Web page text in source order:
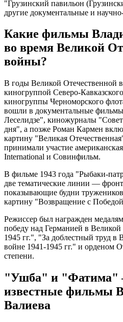
"Грузинский павильон
другие документальные и
Какие фильмы
во время Великой
войны?
В годы Великой Отечественной
киногруппой Северо-
киногруппы Черноморского
вошли в документальные
Леселидзе", киножурналы
дня", а позже Роман Кармен
картину "Великая
принимали участие
International и Совинфильм.
В фильме 1943 года "Рыбаки-
две тематические линии —
показывающие будни
картину "Возвращение с
Режиссер был награжден
победу над Германией в
1945 гг.", "За доблестный труд в
войне 1941-1945 гг." и орденом
степени.
"Ушба" и "Фатима"
известные фильмы
Валиева